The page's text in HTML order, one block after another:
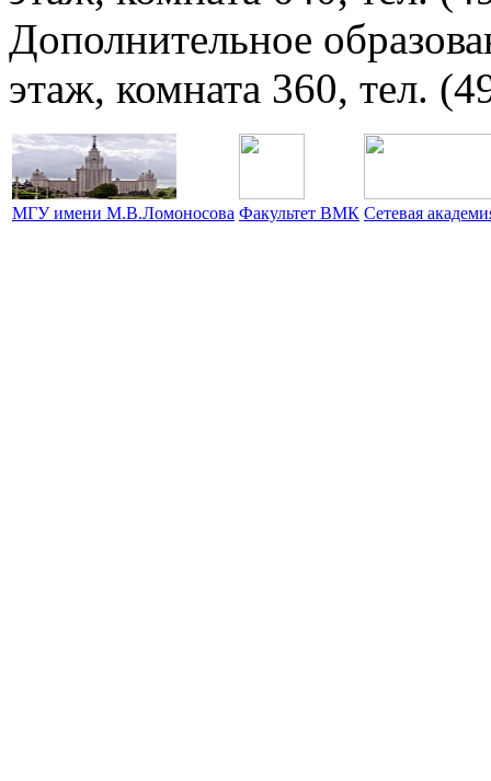
Дополнительное
этаж, комната 360, тел.
МГУ имени М.В.Ломоносова Факультет ВМК Сетевая